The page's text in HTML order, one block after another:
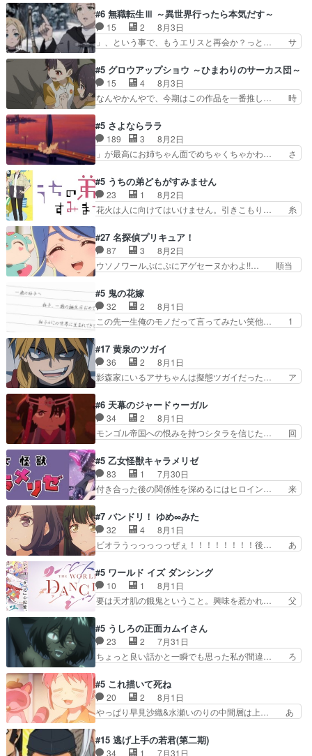
も描かれていて良かった本当… 股に海豚を挟み水
上バスでの会話を反芻…恋… OPEDとも無人バー
ジョンから主人公２人…
ホントスピカが大好きだよね。ツン… 一等級ポテ
ンシャルのアリアちゃん可愛くて… そういや、ア
リアは能力は最上級のくせに、… とうとうアリア
と直接競う場がきたこれまで… 毎度ながらのスピ
マン趣味ダダ漏れで好き… 期末試験が始まろうと
しておりスピカは対策… 能力鑑定胸像タリスマン
氏容姿も評価してし…
#6 無職転生Ⅲ ～異世界行ったら本気だす～
15 2
8月3日
」、という事で、もうエリスと再会か？っと… サ
関係の清算が粛々と進められているサラ… サラと
の関係に対して完全に「昔の女」とし… ルーシー
にデレるルディが完全に親バカで微… サラとは会
ってほしいちゃんとした別れ方し… サラは未練0
キャラモヤモヤする別れ方だ… 役で出演させてい
ただきました！よろしくお… 毎クールメインヒロ
インを好きになっちゃう…
#5 グロウアップショウ ～ひまわりのサーカス団～
15 4
8月3日
なんやかんやで、今期はこの作品を一番推し… 時
愛すぎるな楠木ともりちゃんのね… デフォルメさ
れた表情が特に多かったのが印… 葵＆茜の回も良
きでした。あの証拠写真、ひ… 互いが互いのこと
を想っているのにすれ違っ… 第５話をｄアニメス
んと練習したい〟と言… 本当この作品は「キャ
ラ」を活かすのがうま… みずかちゃんの介入で双
子の仲にヒビが………
#5 さよならララ
189 3
8月2日
」が最高にお姉ちゃん面でめちゃくちゃかわ… さ
を振り切ってみんなに謝ったララの思い… 仕事に
馴染めない辺り観ていて苦しいところ… ララちゃ
んの事情はもう少し皆に話して良い… ララと茉里
とで初のアルバイト。七転八倒し… 労働するプリ
てケーキ食べて、帰りにカメ… ララが働く事での
てんやわんや。働いて大変… 地道に働き人と関わ
る日々の中に愛を見いだ…
#5 うちの弟どもがすみません
23 1
8月2日
花火は人に向けてはいけません。引きこもり… 糸
お名前を見たんだけどあの中村大樹さん… 糸ちゃ
んカッケー、色んな意味でwゲームが… 姉から性
的興奮覚えてないよね？なんて言わ… テーマ：引
きこもりの理由感想は、久しぶり… 元ゲーマーな
んの距離感おかしいね(*´… 糸と源ははよ好きお
うとると言わんかい！引… ショウくんと対等に話
すためにゲームをする…
#27 名探偵プリキュア！
87 3
8月2日
ウソノワールぷにぷにアゲセーヌかわよ!!… 順当
取り戻し正式に探偵事務所で働き始め… ポワロ、
元ネタを解説して原作に誘導するの… くれあさん
の探偵としての初事件にしてちょ… ・急にクイズ
番組が始まったw・妖精ウソノ… るるかの助手だ
の！？クレアさん探偵すぎ… 突然のポアロクイズ
は草なんよ。んで、あん… 今回からついにくれあ
が探偵事務所の仲間に…
#5 鬼の花嫁
32 2
8月1日
この先一生俺のモノだって言ってみたい笑他… 1
さん柚子に18年分の誕生日プレゼント… 柚子は
鬼龍院家から初めて学校に通う事にな… プレゼン
ト攻撃ヤバすぎるwwwヴァイオレ… 玲夜さまサ
プライズの、これまでの柚子ちゃ… 玲夜から柚子
んへ…もう中学生な… 梅原の人が18歳になるま
での誕生プレゼン… なよなよした男（cv石田彰）
梅ちゃんがた…
#17 黄泉のツガイ
36 2
8月1日
影森家にいるアサちゃんは擬態ツガイだった… ア
にアサはいなかった逆にガブちゃんはい… 影森の
当主が際限なくツガイを増やせるのに… 今回はも
うガブちゃんさんの悲鳴にも似た怒… ユルと戦っ
た時から伏線が張られていたのが… しかしアサ
い筈のガブちゃん、アキオの… 色々とひっかけが
あって、最終的に嫌な終わ… ゴンゾウが従える大
量のツガイに何事かと思…
#6 天幕のジャードゥーガル
34 2
8月1日
モンゴル帝国への恨みを持つシタラを信じた… 回
タイの妃になってもその心は晴れず、モ… ドレゲ
ネの過去、宝石だった彼女が人になり… ドレゲネ
の過去、、辛かった、、あのジャタ… 年上旦那が
良い人でも、女は宝石でただ笑っ… ダイルの儀式
過去には同情の言葉しか…シ… 奥様に悲しい過
去…萌え袖が可愛いね、と思… ドレゲネとシタ
ラ、2人だけの同盟が結成さ…
#5 乙女怪獣キャラメリゼ
83 1
7月30日
付き合った後の関係性を深めるにはヒロイン… 来
とメスってて何この可愛い生物。クラス… 付き合
い始めたら始めたでまた違った悩みが… と一歩ず
つ踏み出す黒絵ちゃん微笑ま新汰の… ツインテー
ルが可愛いお茶目な妹ちゃんです… しかも過去も
らっしゃるからかしらお顔が… 黒絵「怪獣に憧れ
るのはいいけど自分自身が… 素の自分はどちらな
のかはまだ不明だが見せ…
#7 バンドリ！ ゆめ∞みた
32 4
8月1日
ビオラうっっっっっぜぇ！！！！！！！！後… あ
ラが悪魔すぎて気分が悪くなってきたこ… 声優ま
とめました(７話まで)仲町あられ/… ビオラの策略
がバッチリ嵌って最高wwwこ… 自信あれば評価
なんて気にしないし、充実し… ・バーチャルだけ
け？と思ったら歌唱シーン… の、らいぶシーン
＿!!­­--­­--­… それだけでええやん！！しかし、ビオラ
が仕…
#5 ワールド イズ ダンシング
10 1
8月1日
要は天才肌の餓鬼ということ。興味を惹かれ… 父
の鬼夜叉と田楽の増次郎。小さないざこ… 着眼点
は良くとも、先鋭的すぎるのか。芸能… 鬼夜叉は
石也と共に観世座をあとにし、三条… 観世座を離
れ、三条坊門御所で日々を送る鬼… 「お前(鬼夜
子舞勝負。鬼夜叉は猫の動き… 登場人物の我が強
い。新しい獅子舞に拘って… 第５話を
primevideoで視聴しまし…
#5 うしろの正面カムイさん
23 2
7月31日
ちょっと良い話かと一瞬でも思った私が間違… ろ
も1日お疲れ様でした～───昨晩～今… 幼女に拾
われたお市ちゃんの恩返し。化け猫… 役にて出演
させていただきました。ジョアン… トイ・ストー
リーみたいな始まり。流石に除… 猫相手になんで
し良い話化け猫は油が好物… 今回はあかやし1体
#5 これ描いて死ね
20 2
8月1日
やっぱり早見沙織&水瀬いのりの中間層は上… あ
人物が増えてわいわいしたところが好き… 初コミ
ティアで２０冊刷りは妥当だよね。俺… 藤森さん
#15 逃げ上手の若君(第二期)
34 1 7月31日